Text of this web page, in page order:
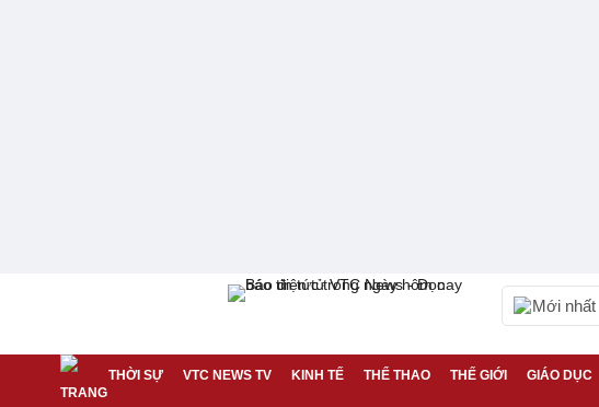
Mới nhất
THỜI SỰ VTC NEWS TV KINH TẾ THỂ THAO THẾ GIỚI GIÁO DỤC